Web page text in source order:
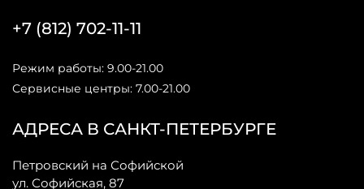
АДРЕСА В САНКТ-ПЕТЕРБУРГЕ
Петровский на Софийской
ул. Софийская, 87
+7 (812) 702-11-11
Режим работы: 9.00-21.00
Сервисные центры: 7.00-21.00